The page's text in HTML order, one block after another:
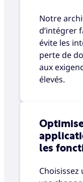
Notre
d’intégrer
évite les
perte de
aux
élevés.
les
Choisissez